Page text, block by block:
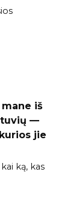
iš
—
jie
ką, kas